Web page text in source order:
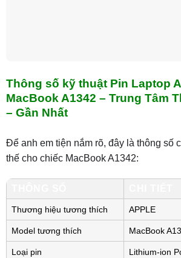
Thông số kỹ thuật Pin Laptop
MacBook A1342 – Trung Tâm
– Gần Nhất
Để anh em tiện nắm rõ, đây là thông số
thế cho chiếc MacBook A1342:
Thương hiệu tương thích APPLE
Model tương thích MacBook
Loại pin Lithium-ion